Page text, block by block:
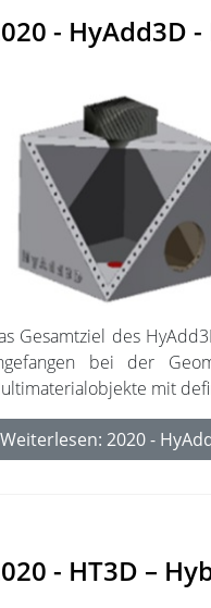
- HyAdd3D
Gesamtziel des
bei der
mit
Weiterlesen: 2020 -
- HT3D –